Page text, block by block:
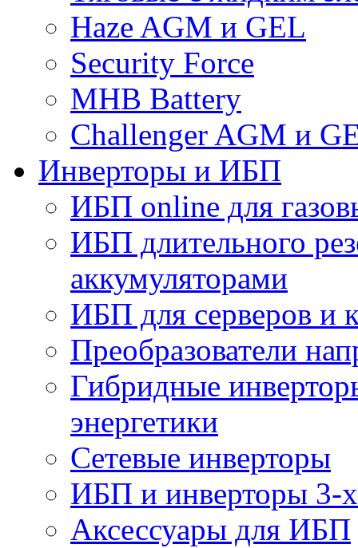
Haze AGM и GEL
Security Force
MHB Battery
Challenger AGM и
Инверторы и ИБП
ИБП online для
ИБП длительного
аккумуляторами
ИБП для серверов и
Преобразователи
Гибридные
энергетики
Сетевые инверторы
ИБП и инверторы 3-
Аксессуары для ИБП